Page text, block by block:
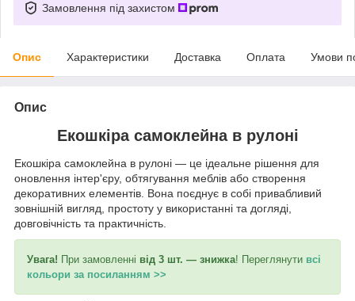
Замовлення під захистом
Опис Характеристики Доставка Оплата Умови
Опис
Екошкіра самоклейна в рулоні
Екошкіра самоклейна в рулоні ― це ідеальне рішення для
оновлення інтер'єру, обтягування меблів або створення
декоративних елементів. Вона поєднує в собі привабливий
зовнішній вигляд, простоту у використанні та догляді,
довговічність та практичність.
Увага! При замовленні від 3 шт. ― знижка! Переглянути всі
кольори за посиланням >>